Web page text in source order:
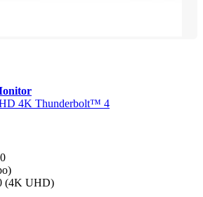
4K Thunderbolt™ 4
(4K UHD)